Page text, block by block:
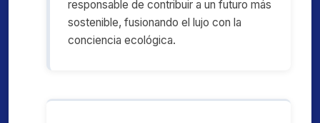
responsable de contribuir a un futuro más
sostenible, fusionando el lujo con la
conciencia ecológica.